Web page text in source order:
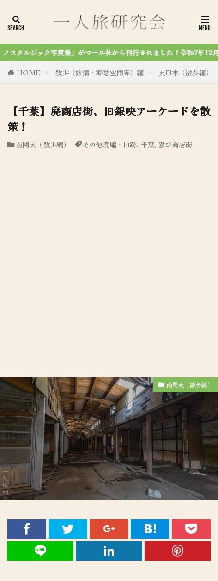
ール社から刊行されました！令和7年12月7第4刷達成✨
HOME
散歩（旅情・郷愁空間等）編 東日本（散歩編）
【千葉】廃商店街、旧銀映アーケードを散
策！
南関東（散歩編） その他廃墟・旧跡, 千葉, 鄙び商店街
南関東（散歩編）